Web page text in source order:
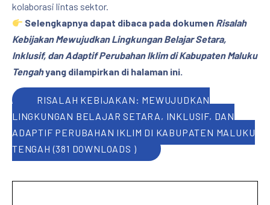
kolaborasi lintas sektor.
Selengkapnya dapat dibaca pada dokumen Risalah
Kebijakan Mewujudkan Lingkungan Belajar Setara,
Inklusif, dan Adaptif Perubahan Iklim di Kabupaten Maluku
Tengahyang dilampirkan di halaman ini.
RISALAH KEBIJAKAN: MEWUJUDKAN
LINGKUNGAN BELAJAR SETARA, INKLUSIF, DAN
ADAPTIF PERUBAHAN IKLIM DI KABUPATEN MALUKU
TENGAH (381 DOWNLOADS )